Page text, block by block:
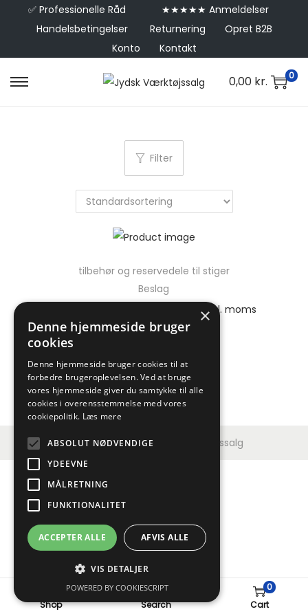
✅ Professionelle Råd
★★★★★ Anmeldelser
Handelsbetingelser
Returnering
Opret B2B
Konto
Kontakt
0,00 kr. 0
Filter
tilbehør og reservedele til stiger
Beslag
kr.inkl. moms
Shop Search
0
Cart
Copyright © 2026Jydsk Værktøjssalg
×
Denne hjemmeside bruger
cookies
Denne hjemmeside bruger cookies til at
forbedre brugeroplevelsen. Ved at bruge
vores hjemmeside giver du samtykke til alle
cookies i overensstemmelse med vores
cookiepolitik. Læs mere
ABSOLUT NØDVENDIGE
YDEEVNE
MÅLRETNING
FUNKTIONALITET
ACCEPTER ALLE AFVIS ALLE
VIS DETALJER
POWERED BY COOKIESCRIPT